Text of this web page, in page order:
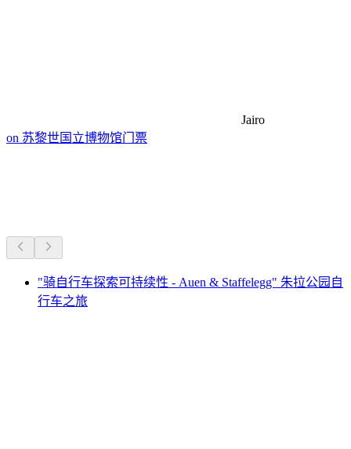
Jairo
on 苏黎世国立博物馆门票
"骑自行车探索可持续性 - Auen & Staffelegg" 朱拉公园自
行车之旅